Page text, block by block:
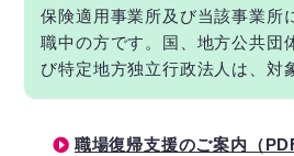
保険適用事業所及び当該事業所
職中の方です。国、地方公共団
び特定地方独立行政法人は、対
職場復帰支援のご案内（